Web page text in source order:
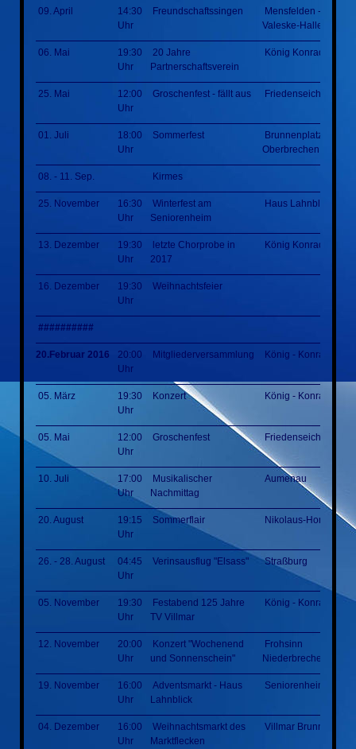
09. April
14:30
Uhr
Freundschaftssingen
Mensfelden - Erich-
Valeske-Halle
06. Mai
19:30
Uhr
20 Jahre
Partnerschaftsverein
König Konrad Halle
25. Mai
12:00
Uhr
Groschenfest - fällt aus Friedenseiche
01. Juli
18:00
Uhr
Sommerfest
Brunnenplatz
Oberbrechen
08. - 11. Sep. Kirmes
25. November
16:30
Uhr
Winterfest am
Seniorenheim
Haus Lahnblick
13. Dezember
19:30
Uhr
letzte Chorprobe in
2017
König Konrad Halle
16. Dezember
19:30
Uhr
Weihnachtsfeier
##########
20.Februar 2016
20:00
Uhr
Mitgliederversammlung König - Konrad -
05. März
19:30
Uhr
Konzert König - Konrad -
05. Mai
12:00
Uhr
Groschenfest Friedenseiche
10. Juli
17:00
Uhr
Musikalischer
Nachmittag
Aumenau
20. August
19:15
Uhr
Sommerflair Nikolaus-Homm-
26. - 28. August
04:45
Uhr
Verinsausflug "Elsass" Straßburg
05. November
19:30
Uhr
Festabend 125 Jahre
TV Villmar
König - Konrad -
12. November
20:00
Uhr
Konzert "Wochenend
und Sonnenschein"
Frohsinn
Niederbrechen
19. November
16:00
Uhr
Adventsmarkt - Haus
Lahnblick
Seniorenheim
04. Dezember
16:00
Uhr
Weihnachtsmarkt des
Marktflecken
Villmar Brunnenplatz